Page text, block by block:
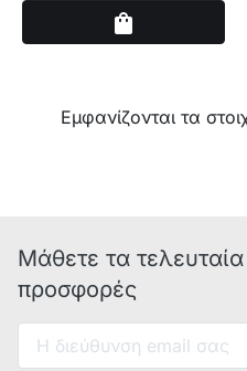
shopping_bag
Εμφανίζονται τα
Μάθετε τα
προσφορές